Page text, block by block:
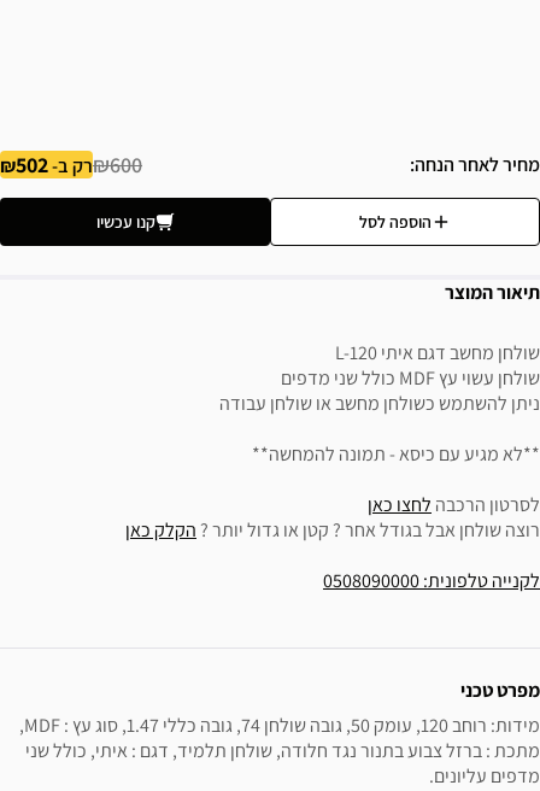
מחיר לאחר הנחה ₪600רק ב-502
הוספה לסל קנו עכשיו
תיאור המוצר
שולחן מחשב דגם איתי L-120
שולחן עשוי עץ MDF כולל שני מדפים
ניתן להשתמש כשולחן מחשב או שולחן עבודה
**לא מגיע עם כיסא - תמונה להמחשה**
לסרטון הרכבה לחצו כאן
רוצה שולחן אבל בגודל אחר ? קטן או גדול יותר ? הקלק כאן
לקנייה טלפונית: 0508090000
מפרט טכני
מדפים עליונים.